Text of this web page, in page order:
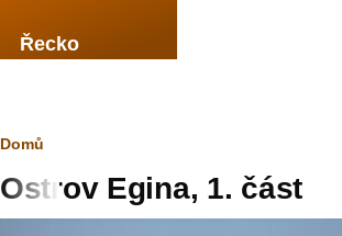
Řecko
Drobečková
navigace
Domů
Ostrov Egina, 1. část